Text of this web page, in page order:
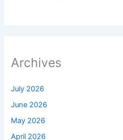
Archives
July 2026
June 2026
May 2026
April 2026